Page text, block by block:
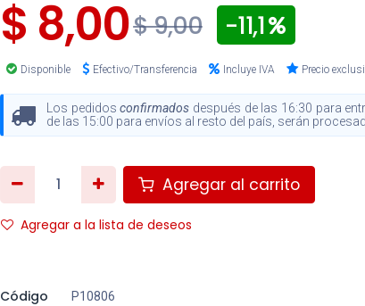
$ 8,00$9,00 - 11,1
Disponible Efectivo/Transferencia Incluye IVA Precio
Los pedidosconfirmados después de las 16:30 para
de las 15:00 para envíos al resto del país, serán
Agregar al carrito
Agregar a la lista de deseos
Código P10806